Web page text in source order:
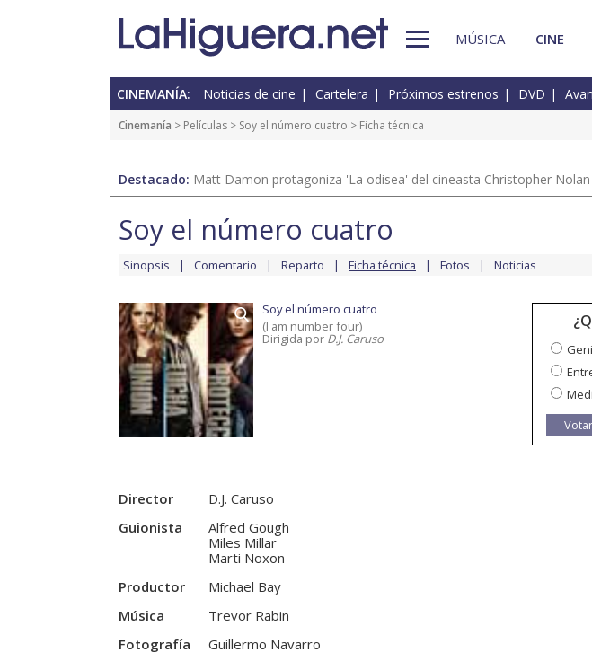
MÚSICA CINE
CINEMANÍA: Noticias de cine Cartelera Próximos estrenos DVD
Cinemanía > Películas > Soy el número cuatro > Ficha técnica
Destacado: Matt Damon protagoniza 'La odisea' del cineasta Christopher Nolan
Soy el número cuatro
Sinopsis Comentario Reparto Ficha técnica Fotos Noticias
Soy el número cuatro
(I am number four)
Dirigida por D.J. Caruso
Votar
Director
D.J. Caruso
Guionista
Alfred Gough
Miles Millar
Marti Noxon
Productor
Michael Bay
Música
Trevor Rabin
Fotografía
Guillermo Navarro